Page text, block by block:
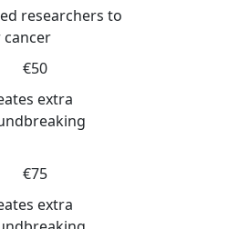
researchers to
€50
extra
€75
extra